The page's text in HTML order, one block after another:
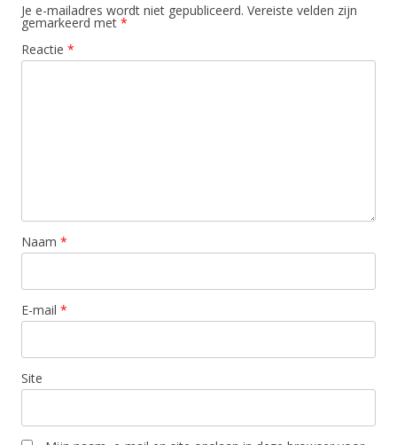
Je e-mailadres wordt niet gepubliceerd. Vereiste velden zijn
gemarkeerd met *
Reactie *
Naam *
E-mail *
Site